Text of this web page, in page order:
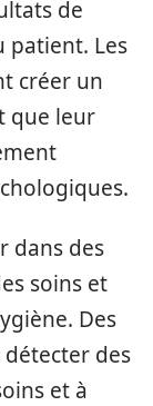
de
patient. Les
créer un
que leur
dans des
soins et
Des
des
et à